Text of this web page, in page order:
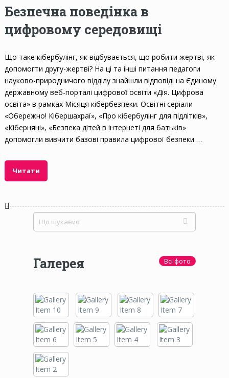
Безпечна поведінка в
цифровому середовищі
Що таке кібербулінг, як відбувається, що робити жертві, як
допомогти другу-жертві? На ці та інші питання педагоги
науково-природничого відділу знайшли відповіді на Єдиному
державному веб-порталі цифрової̈ освіти «Дія. Цифрова
освіта» в рамках Місяця кібербезпеки. Освітні серіали
«Обережно! Кібершахраї», «Про кібербулінг для підлітків»,
«Кіберняні», «Безпека дітей в інтернеті для батьків»
допомогли вивчити базові правила цифрової безпеки …
Читати
Галерея Всі фото